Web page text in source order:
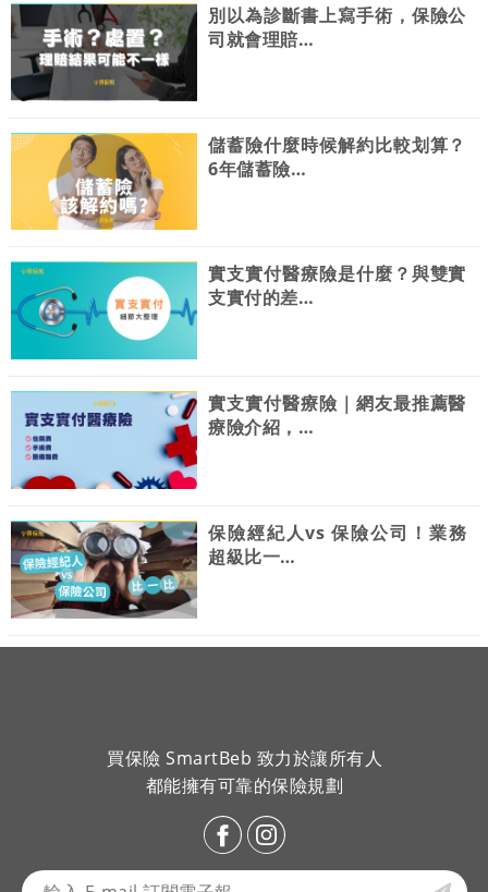
別以為診斷書上寫手術，保險公
司就會理賠…
儲蓄險什麼時候解約比較划算？
6年儲蓄險…
實支實付醫療險是什麼？與雙實
支實付的差…
實支實付醫療險｜網友最推薦醫
療險介紹，…
保險經紀人vs 保險公司！業務
超級比一…
買保險 SmartBeb 致力於讓所有人
都能擁有可靠的保險規劃